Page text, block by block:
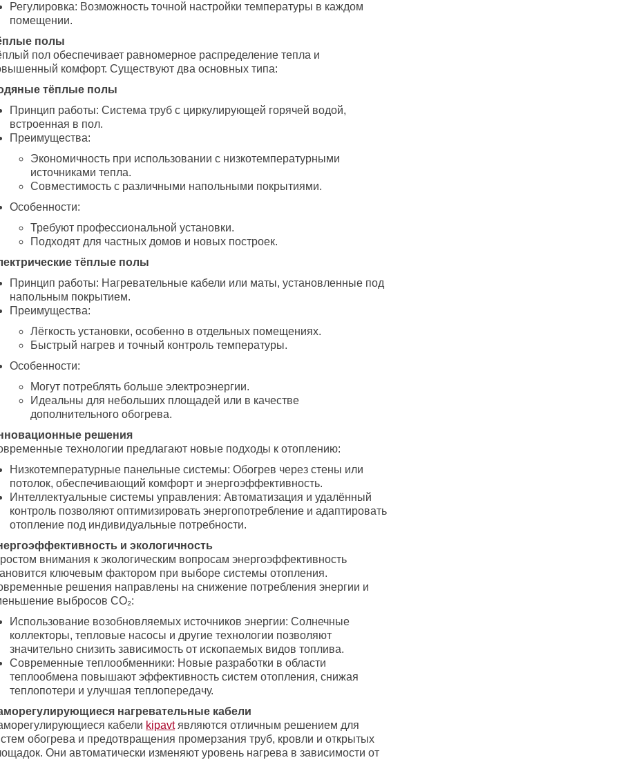
Регулировка: Возможность точной настройки температуры в каждом
помещении.
полы
пол обеспечивает равномерное распределение тепла и
комфорт. Существуют два основных типа:
тёплые полы
Принцип работы: Система труб с циркулирующей горячей водой,
встроенная в пол.
Преимущества:
Экономичность при использовании с низкотемпературными
источниками тепла.
Совместимость с различными напольными покрытиями.
Особенности:
Требуют профессиональной установки.
Подходят для частных домов и новых построек.
тёплые полы
Принцип работы: Нагревательные кабели или маты, установленные под
напольным покрытием.
Преимущества:
Лёгкость установки, особенно в отдельных помещениях.
Быстрый нагрев и точный контроль температуры.
Особенности:
Могут потреблять больше электроэнергии.
Идеальны для небольших площадей или в качестве
дополнительного обогрева.
решения
технологии предлагают новые подходы к отоплению:
Низкотемпературные панельные системы: Обогрев через стены или
потолок, обеспечивающий комфорт и энергоэффективность.
Интеллектуальные системы управления: Автоматизация и удалённый
контроль позволяют оптимизировать энергопотребление и адаптировать
отопление под индивидуальные потребности.
и экологичность
внимания к экологическим вопросам энергоэффективность
ключевым фактором при выборе системы отопления.
решения направлены на снижение потребления энергии и
выбросов CO₂:
Использование возобновляемых источников энергии: Солнечные
коллекторы, тепловые насосы и другие технологии позволяют
значительно снизить зависимость от ископаемых видов топлива.
Современные теплообменники: Новые разработки в области
теплообмена повышают эффективность систем отопления, снижая
теплопотери и улучшая теплопередачу.
нагревательные кабели
кабели kipavtявляются отличным решением для
обогрева и предотвращения промерзания труб, кровли и открытых
Они автоматически изменяют уровень нагрева в зависимости от